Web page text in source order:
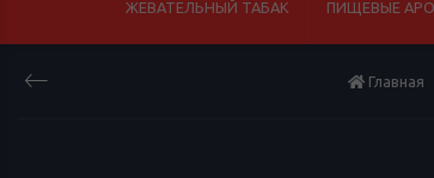
ЖЕВАТЕЛЬНЫЙ ТАБАК ПИЩЕВЫЕ
Главная